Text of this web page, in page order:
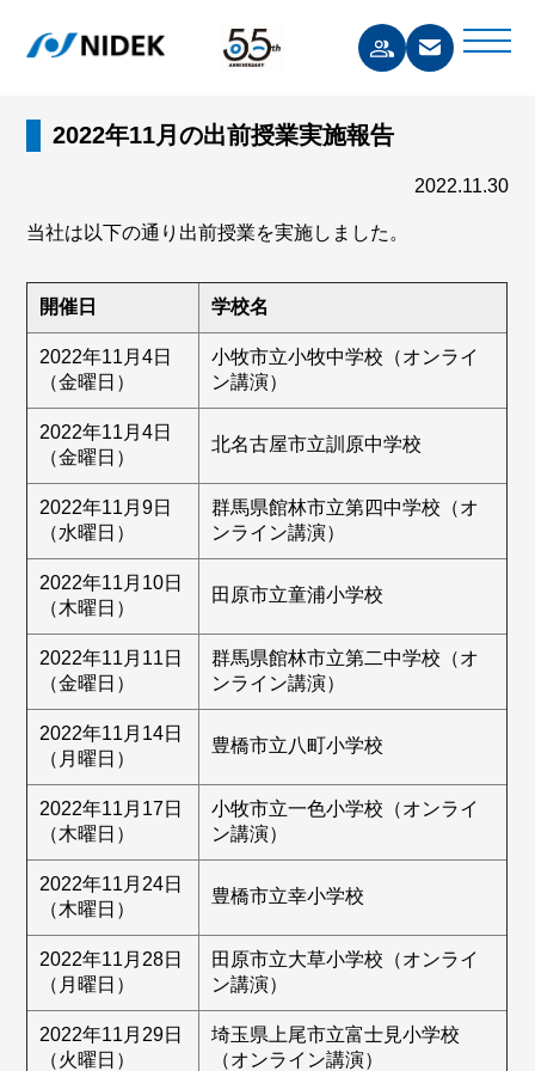
2022年11月の出前授業実施報告
2022.11.30
当社は以下の通り出前授業を実施しました。
開催日 学校名
2022年11月4日
（金曜日）
小牧市立小牧中学校（オンライ
ン講演）
2022年11月4日
（金曜日）
北名古屋市立訓原中学校
2022年11月9日
（水曜日）
群馬県館林市立第四中学校（オ
ンライン講演）
2022年11月10日
（木曜日）
田原市立童浦小学校
2022年11月11日
（金曜日）
群馬県館林市立第二中学校（オ
ンライン講演）
2022年11月14日
（月曜日）
豊橋市立八町小学校
2022年11月17日
（木曜日）
小牧市立一色小学校（オンライ
ン講演）
2022年11月24日
（木曜日）
豊橋市立幸小学校
2022年11月28日
（月曜日）
田原市立大草小学校（オンライ
ン講演）
2022年11月29日
（火曜日）
埼玉県上尾市立富士見小学校
（オンライン講演）